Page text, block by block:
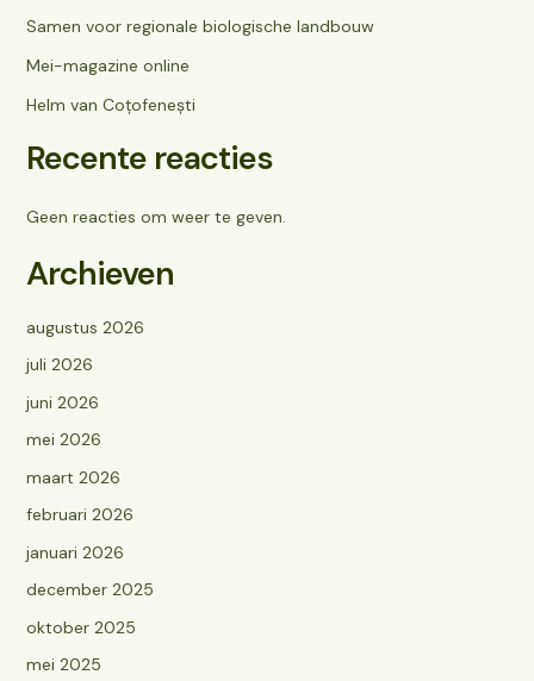
Samen voor regionale biologische landbouw
Mei-magazine online
Helm van Coțofenești
Recente reacties
Geen reacties om weer te geven.
Archieven
augustus 2026
juli 2026
juni 2026
mei 2026
maart 2026
februari 2026
januari 2026
december 2025
oktober 2025
mei 2025